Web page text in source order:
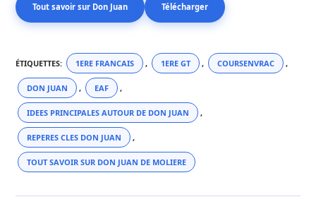
Tout savoir sur Don Juan Télécharger
ÉTIQUETTES: 1ERE FRANCAIS , 1ERE GT , COURSENVRAC ,
DON JUAN , EAF ,
IDEES PRINCIPALES AUTOUR DE DON JUAN ,
REPERES CLES DON JUAN ,
TOUT SAVOIR SUR DON JUAN DE MOLIERE